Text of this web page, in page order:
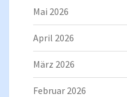
Mai 2026
April 2026
März 2026
Februar 2026